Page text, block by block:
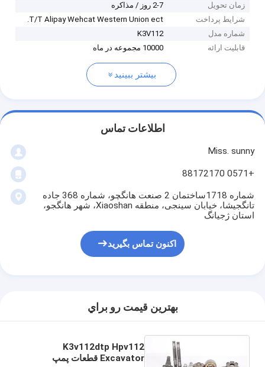
زمان تحویل
2-7 روز / مذاکره
شرایط پرداخت
T/T Alipay Wehcat Western Union ect.
شماره مدل
K3V112
قابلیت ارائه
10000 مجموعه در ماه
بیشتر ببینید
اطلاعات تماس
Miss. sunny
+0571 88172170
شماره 1718ساختمان 2 صنعت هانگچو، شماره 368 جاده
تانگجیشا، خیابان سینجی، منطقه Xiaoshan، شهر هانگجو،
استان ژجیانگ
اکنون تماس بگیرید
بهترين قيمت رو براي
K3v112dtp Hpv112
Excavator قطعات پمپ